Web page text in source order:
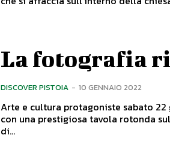
La fotografia
DISCOVER PISTOIA - 10 GENNAIO 2022
Arte e cultura protagoniste sabato
con una prestigiosa tavola rotonda
di...